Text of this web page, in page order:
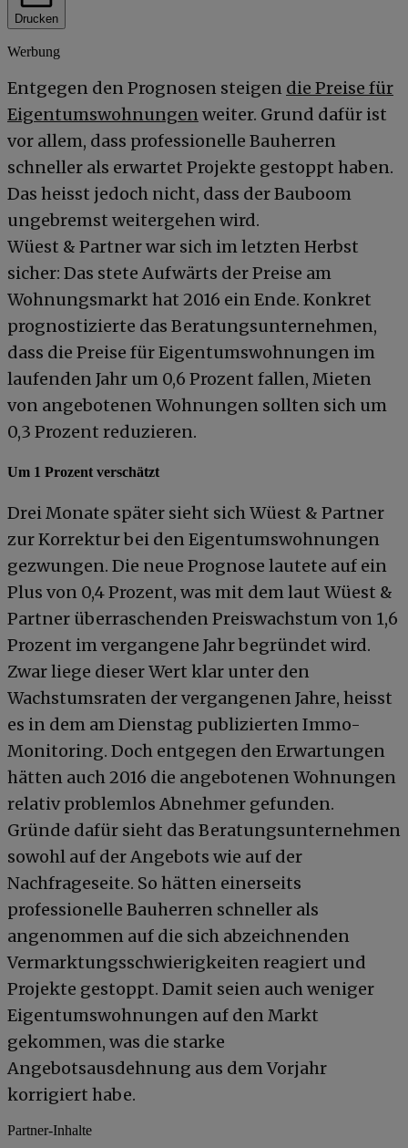
Drucken
Werbung
Entgegen den Prognosen steigen die Preise für
Eigentumswohnungenweiter. Grund dafür ist
vor allem, dass professionelle Bauherren
schneller als erwartet Projekte gestoppt haben.
Das heisst jedoch nicht, dass der Bauboom
ungebremst weitergehen wird.
Wüest & Partner war sich im letzten Herbst
sicher: Das stete Aufwärts der Preise am
Wohnungsmarkt hat 2016 ein Ende. Konkret
prognostizierte das Beratungsunternehmen,
dass die Preise für Eigentumswohnungen im
laufenden Jahr um 0,6 Prozent fallen, Mieten
von angebotenen Wohnungen sollten sich um
0,3 Prozent reduzieren.
Um 1 Prozent verschätzt
Drei Monate später sieht sich Wüest & Partner
zur Korrektur bei den Eigentumswohnungen
gezwungen. Die neue Prognose lautete auf ein
Plus von 0,4 Prozent, was mit dem laut Wüest &
Partner überraschenden Preiswachstum von 1,6
Prozent im vergangene Jahr begründet wird.
Zwar liege dieser Wert klar unter den
Wachstumsraten der vergangenen Jahre, heisst
es in dem am Dienstag publizierten Immo-
Monitoring. Doch entgegen den Erwartungen
hätten auch 2016 die angebotenen Wohnungen
relativ problemlos Abnehmer gefunden.
Gründe dafür sieht das Beratungsunternehmen
sowohl auf der Angebots wie auf der
Nachfrageseite. So hätten einerseits
professionelle Bauherren schneller als
angenommen auf die sich abzeichnenden
Vermarktungsschwierigkeiten reagiert und
Projekte gestoppt. Damit seien auch weniger
Eigentumswohnungen auf den Markt
gekommen, was die starke
Angebotsausdehnung aus dem Vorjahr
korrigiert habe.
Partner-Inhalte